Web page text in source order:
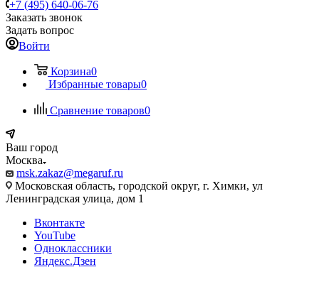
+7 (495) 640-06-76
Заказать звонок
Задать вопрос
Войти
Корзина0
Избранные товары0
Сравнение товаров0
Ваш город
Москва
msk.zakaz@megaruf.ru
Московская область, городской округ, г. Химки, ул
Ленинградская улица, дом 1
Вконтакте
YouTube
Одноклассники
Яндекс.Дзен